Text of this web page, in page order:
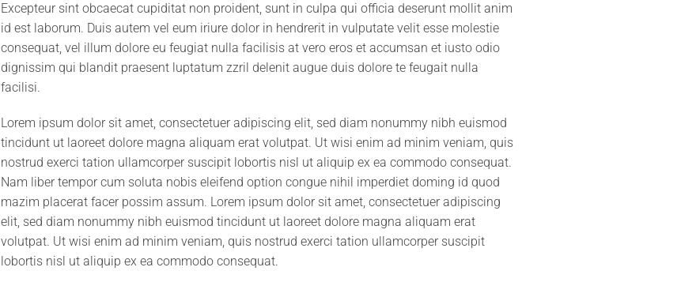
Excepteur sint obcaecat cupiditat non proident, sunt in culpa qui officia deserunt mollit anim
id est laborum. Duis autem vel eum iriure dolor in hendrerit in vulputate velit esse molestie
consequat, vel illum dolore eu feugiat nulla facilisis at vero eros et accumsan et iusto odio
dignissim qui blandit praesent luptatum zzril delenit augue duis dolore te feugait nulla
facilisi.
Lorem ipsum dolor sit amet, consectetuer adipiscing elit, sed diam nonummy nibh euismod
tincidunt ut laoreet dolore magna aliquam erat volutpat. Ut wisi enim ad minim veniam, quis
nostrud exerci tation ullamcorper suscipit lobortis nisl ut aliquip ex ea commodo consequat.
Nam liber tempor cum soluta nobis eleifend option congue nihil imperdiet doming id quod
mazim placerat facer possim assum. Lorem ipsum dolor sit amet, consectetuer adipiscing
elit, sed diam nonummy nibh euismod tincidunt ut laoreet dolore magna aliquam erat
volutpat. Ut wisi enim ad minim veniam, quis nostrud exerci tation ullamcorper suscipit
lobortis nisl ut aliquip ex ea commodo consequat.